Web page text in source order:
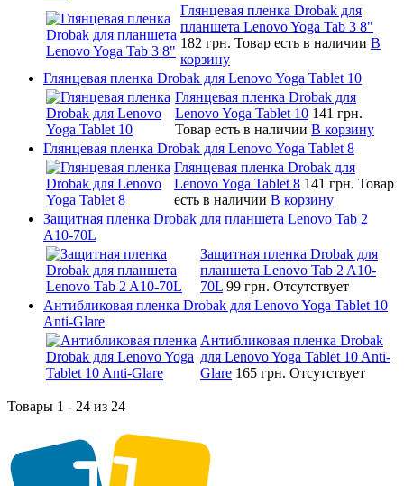
Глянцевая пленка Drobak для
планшета Lenovo Yoga Tab 3 8"
182 грн. Товар есть в наличии В
корзину
Глянцевая пленка Drobak для Lenovo Yoga Tablet 10
Глянцевая пленка Drobak для
Lenovo Yoga Tablet 10 141 грн.
Товар есть в наличии В корзину
Глянцевая пленка Drobak для Lenovo Yoga Tablet 8
Глянцевая пленка Drobak для
Lenovo Yoga Tablet 8 141 грн. Товар
есть в наличии В корзину
Защитная пленка Drobak для планшета Lenovo Tab 2
A10-70L
Защитная пленка Drobak для
планшета Lenovo Tab 2 A10-
70L 99 грн. Отсутствует
Антибликовая пленка Drobak для Lenovo Yoga Tablet 10
Anti-Glare
Антибликовая пленка Drobak
для Lenovo Yoga Tablet 10 Anti-
Glare 165 грн. Отсутствует
Товары 1 - 24 из 24